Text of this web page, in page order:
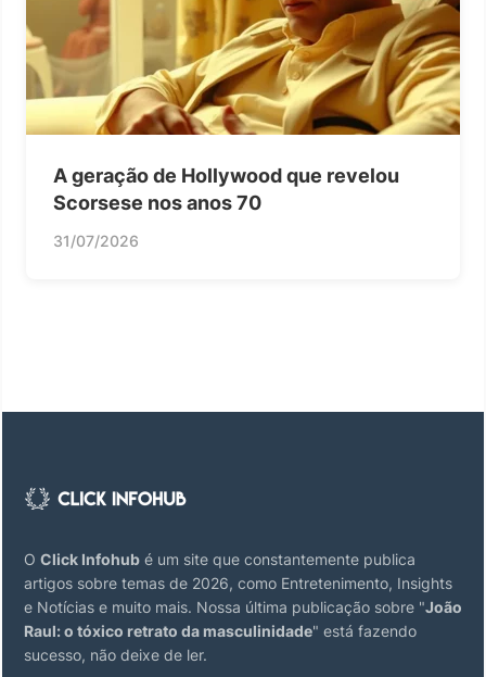
A geração de Hollywood que revelou
Scorsese nos anos 70
31/07/2026
O Click Infohub é um site que constantemente publica
artigos sobre temas de 2026, como Entretenimento, Insights
e Notícias e muito mais. Nossa última publicação sobre "João
Raul: o tóxico retrato da masculinidade" está fazendo
sucesso, não deixe de ler.